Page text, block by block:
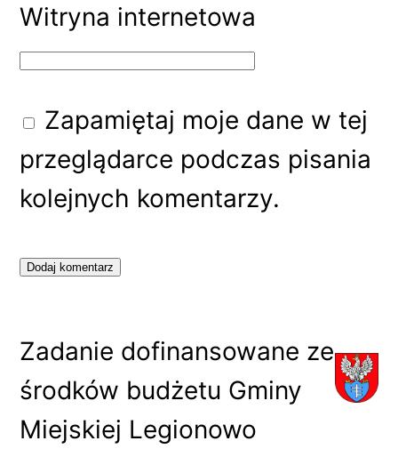
Witryna internetowa
Zapamiętaj moje dane w tej
przeglądarce podczas pisania
kolejnych komentarzy.
Zadanie dofinansowane ze
środków budżetu Gminy
Miejskiej Legionowo